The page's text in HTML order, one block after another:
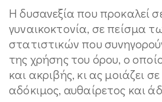
Η δυσανεξία που προκαλεί
γυναικοκτονία, σε πείσμα
στατιστικών που
της χρήσης του όρου, ο
και ακριβής, κι ας μοιάζει
αδόκιμος, αυθαίρετος και